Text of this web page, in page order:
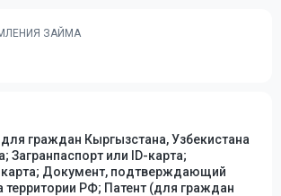
ЗАЙМА
граждан Кыргызстана, Узбекистана
Загранпаспорт или ID-карта;
Документ, подтверждающий
территории РФ; Патент (для граждан